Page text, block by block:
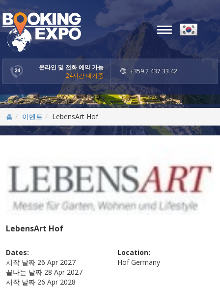
온라인 및 전화 예약 가능
24시간 대기중
+359 2 437 33 42
Toggle
navigation
홈 이벤트 LebensArt Hof
LebensArt Hof
Dates:
시작 날짜 26 Apr 2027
끝나는 날짜 28 Apr 2027
시작 날짜 26 Apr 2028
Location:
Hof Germany